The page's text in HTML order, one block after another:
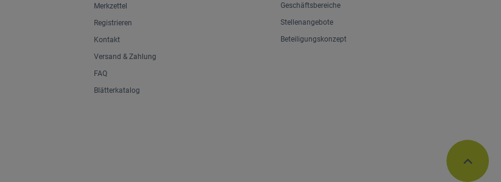
Merkzettel
Registrieren
Kontakt
Versand & Zahlung
FAQ
Blätterkatalog
Geschäftsbereiche
Stellenangebote
Beteiligungskonzept